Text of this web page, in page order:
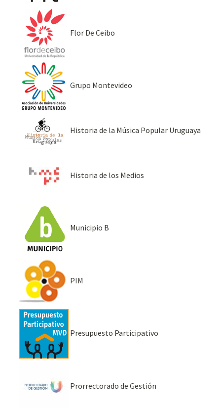
Flor De Ceibo
Grupo Montevideo
Historia de la Música Popular Uruguaya
Historia de los Medios
Municipio B
PIM
Presupuesto Participativo
Prorrectorado de Gestión